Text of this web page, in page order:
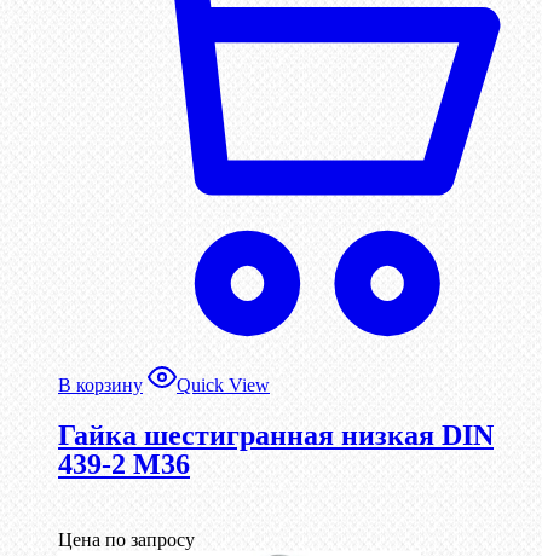
В корзину Quick View
Гайка шестигранная низкая DIN
439-2 М36
Цена по запросу